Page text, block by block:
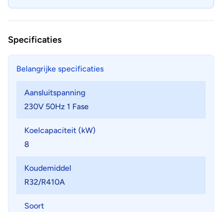
Specificaties
Belangrijke specificaties
Aansluitspanning
230V 50Hz 1 Fase
Koelcapaciteit (kW)
8
Koudemiddel
R32/R410A
Soort